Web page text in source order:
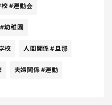
いし、何も気にせず、運
校 #運動会
#幼稚園
校 人間関係 #旦那
夫婦関係 #運動